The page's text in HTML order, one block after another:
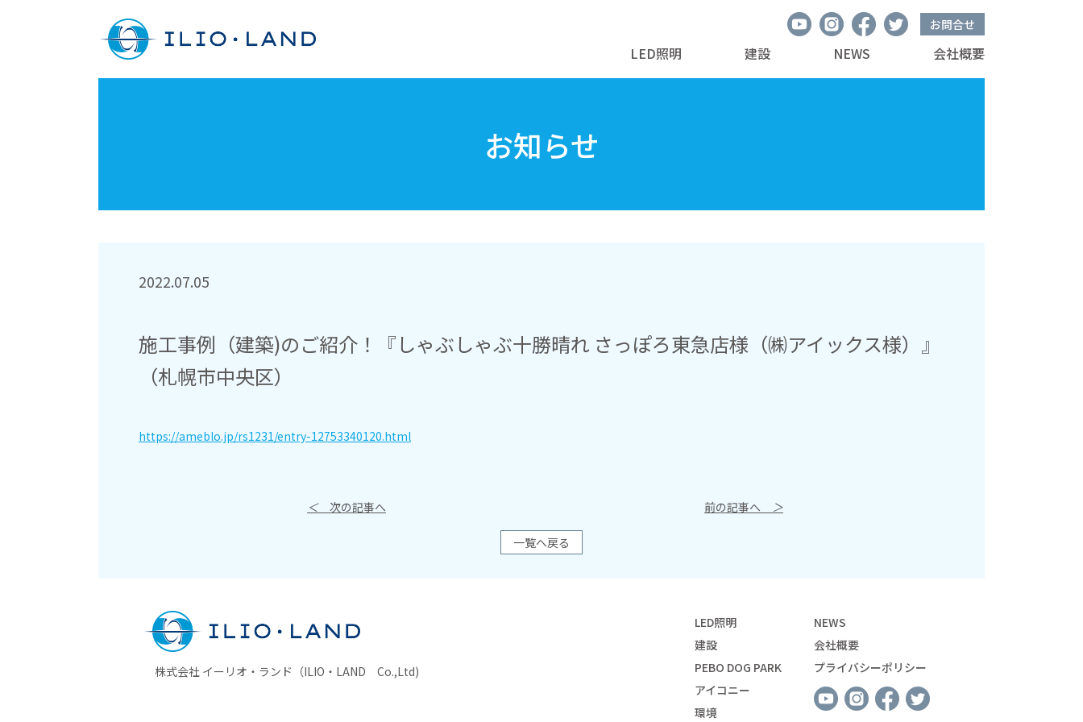
お問合せ
LED照明 建設 NEWS 会社概要
お知らせ
2022.07.05
施工事例（建築)のご紹介！『しゃぶしゃぶ十勝晴れ さっぽろ東急店様（㈱アイックス様）』
（札幌市中央区）
https://ameblo.jp/rs1231/entry-12753340120.html
＜次の記事へ 前の記事へ ＞
一覧へ戻る
株式会社 イーリオ・ランド（ILIO・LAND Co.,Ltd)
LED照明
建設
PEBO DOG PARK
アイコニー
環境
NEWS
会社概要
プライバシーポリシー